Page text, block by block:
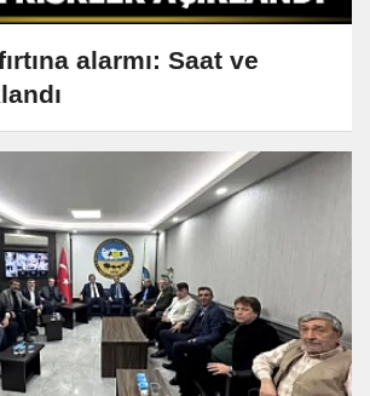
alarmı: Saat ve